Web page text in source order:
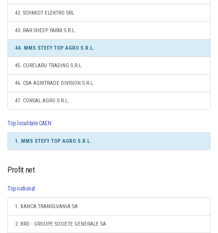
42. SCHMIDT ELEKTRO SRL
43. RAR SHEEP FARM S.R.L.
44. MMS STEFY TOP AGRO S.R.L.
45. CURELARU TRADING S.R.L.
46. CSA AGRITRADE DIVISION S.R.L.
47. CONSAL AGRO S.R.L.
Top localitate CAEN
1. MMS STEFY TOP AGRO S.R.L.
Profit net
Top national
1. BANCA TRANSILVANIA SA
2. BRD - GROUPE SOCIETE GENERALE SA